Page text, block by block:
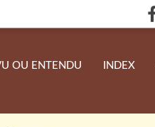
OU ENTENDU INDEX